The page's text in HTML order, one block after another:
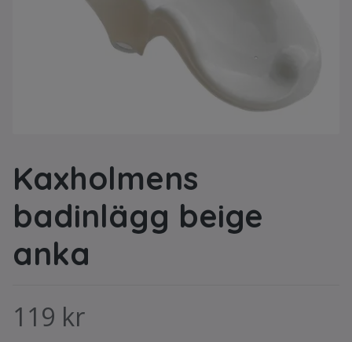
Kaxholmens
badinlägg beige
anka
119 kr